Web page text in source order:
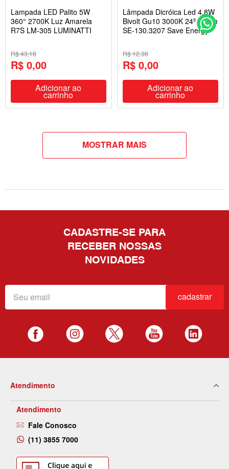
Lampada LED Palito 5W
360° 2700K Luz Amarela
R7S LM-305 LUMINATTI
R$ 43,18
R$ 0,00
Adicionar ao
carrinho
Lâmpada Dicróica Led 4.8W
Bivolt Gu10 3000K 24º 460lm
SE-130.3207 Save Energy
R$ 12,38
R$ 0,00
Adicionar ao
carrinho
MOSTRAR MAIS
CADASTRE-SE PARA
RECEBER NOSSAS
NOVIDADES
cadastrar
Atendimento
Atendimento
Fale Conosco
(11) 3855 7000